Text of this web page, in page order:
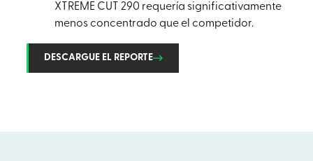
XTREME CUT 290 requería significativamente
menos concentrado que el competidor.
DESCARGUE EL REPORTE